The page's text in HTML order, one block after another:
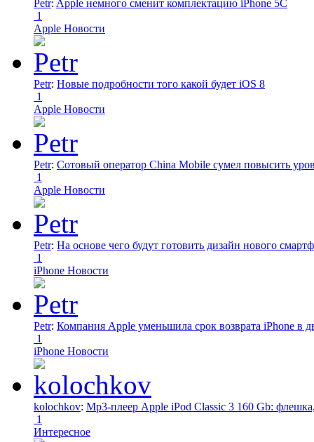
Petr: Apple немного сменит комплектацию iPhone 5C
1
Apple Новости
Petr: Новые подробности того какой будет iOS 8
1
Apple Новости
Petr: Сотовый оператор China Mobile сумел повысить
1
Apple Новости
Petr: На основе чего будут готовить дизайн нового
1
iPhone Новости
Petr: Компания Apple уменьшила срок возврата iPhone в
1
iPhone Новости
kolochkov: Mp3-плеер Apple iPod Classic 3 160 Gb:
1
Интересное